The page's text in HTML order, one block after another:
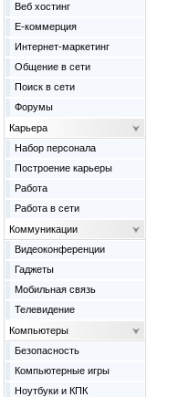
Веб хостинг
Е-коммерция
Интернет-маркетинг
Общение в сети
Поиск в сети
Форумы
Карьера
Набор персонала
Построение карьеры
Работа
Работа в сети
Коммуникации
Видеоконференции
Гаджеты
Мобильная связь
Телевидение
Компьютеры
Безопасность
Компьютерные игры
Ноутбуки и КПК